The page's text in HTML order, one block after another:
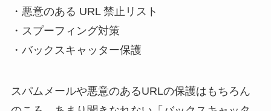
・悪意のある URL 禁止リスト
・スプーフィング対策
・バックスキャッター保護
スパムメールや悪意のあるURLの保護はもちろん